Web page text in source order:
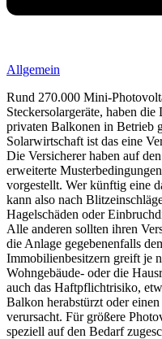
Allgemein
Rund 270.000 Mini-
Steckersolargeräte, haben
privaten Balkonen in Betrieb
Solarwirtschaft ist das eine
Die Versicherer haben auf
erweiterte
vorgestellt. Wer künftig eine
kann also nach
Hagelschäden oder
Alle anderen sollten ihren
die Anlage gegebenenfalls
Immobilienbesitzern greift je
Wohngebäude- oder die
auch das Haftpflichtrisiko,
Balkon herabstürzt oder
verursacht. Für größere
speziell auf den Bedarf